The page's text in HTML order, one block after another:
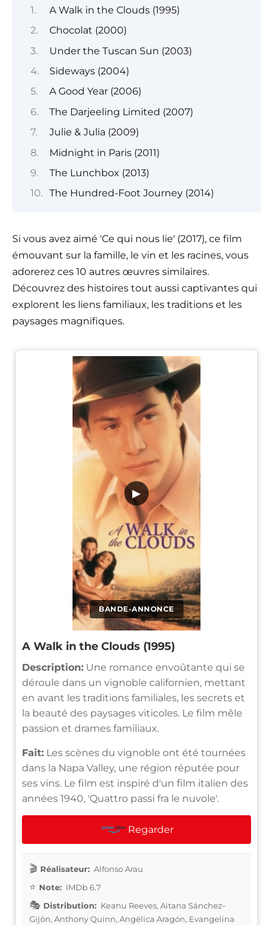
A Walk in the Clouds (1995)
Chocolat (2000)
Under the Tuscan Sun (2003)
Sideways (2004)
A Good Year (2006)
The Darjeeling Limited (2007)
Julie & Julia (2009)
Midnight in Paris (2011)
The Lunchbox (2013)
The Hundred-Foot Journey (2014)
Si vous avez aimé 'Ce qui nous lie' (2017), ce film
émouvant sur la famille, le vin et les racines, vous
adorerez ces 10 autres œuvres similaires.
Découvrez des histoires tout aussi captivantes qui
explorent les liens familiaux, les traditions et les
paysages magnifiques.
BANDE-ANNONCE
▶
A Walk in the Clouds (1995)
Description: Une romance envoûtante qui se
déroule dans un vignoble californien, mettant
en avant les traditions familiales, les secrets et
la beauté des paysages viticoles. Le film mêle
passion et drames familiaux.
Fait: Les scènes du vignoble ont été tournées
dans la Napa Valley, une région réputée pour
ses vins. Le film est inspiré d'un film italien des
années 1940, 'Quattro passi fra le nuvole'.
Regarder
Réalisateur: Alfonso Arau
Note: IMDb 6.7
Distribution: Keanu Reeves, Aitana Sánchez-
Gijón, Anthony Quinn, Angélica Aragón, Evangelina